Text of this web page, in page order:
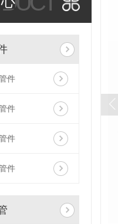
件
件
件
件